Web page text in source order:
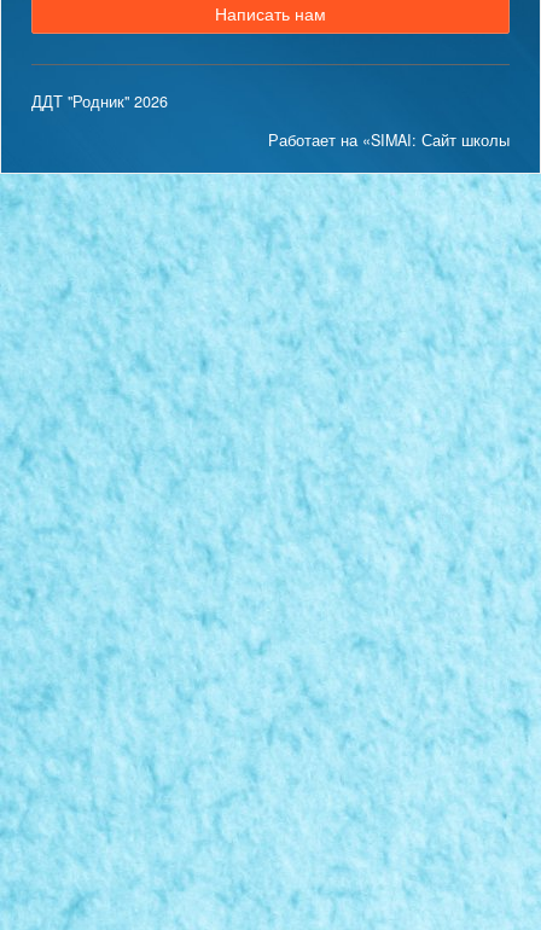
Написать нам
ДДТ "Родник" 2026
Работает на «SIMAI: Сайт школы